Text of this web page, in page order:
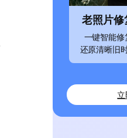
老照片修
一键智能修
还原清晰旧